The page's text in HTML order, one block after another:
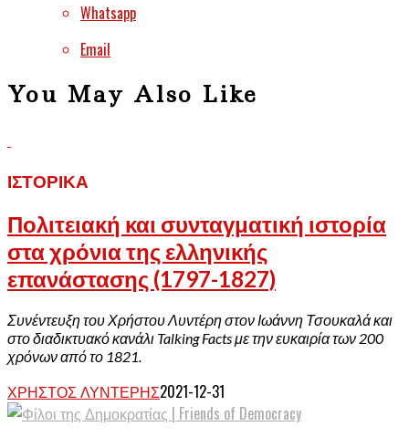
Whatsapp
Email
You May Also Like
ΙΣΤΟΡΙΚΆ
Πολιτειακή και συνταγματική ιστορία
στα χρόνια της ελληνικής
επανάστασης (1797-1827)
Συνέντευξη του Χρήστου Λυντέρη στον Ιωάννη Τσουκαλά και
στο διαδικτυακό κανάλι Talking Facts με την ευκαιρία των 200
χρόνων από το 1821.
ΧΡΉΣΤΟΣ ΛΥΝΤΈΡΗΣ2021-12-31